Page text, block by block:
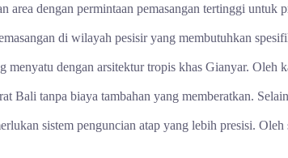
area dengan permintaan pemasangan tertinggi
di wilayah pesisir yang membutuhkan
dengan arsitektur tropis khas Gianyar. Oleh
Bali tanpa biaya tambahan yang memberatkan.
sistem penguncian atap yang lebih presisi.